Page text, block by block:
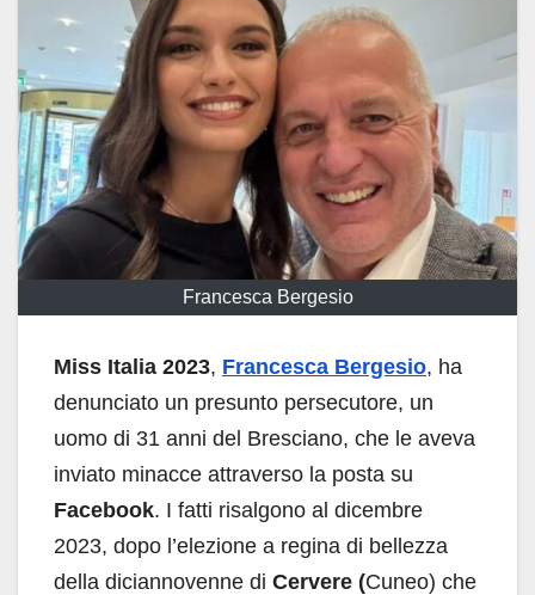
Francesca Bergesio
Miss Italia 2023, Francesca Bergesio, ha
denunciato un presunto persecutore, un
uomo di 31 anni del Bresciano, che le aveva
inviato minacce attraverso la posta su
Facebook. I fatti risalgono al dicembre
2023, dopo l’elezione a regina di bellezza
della diciannovenne di Cervere (Cuneo) che